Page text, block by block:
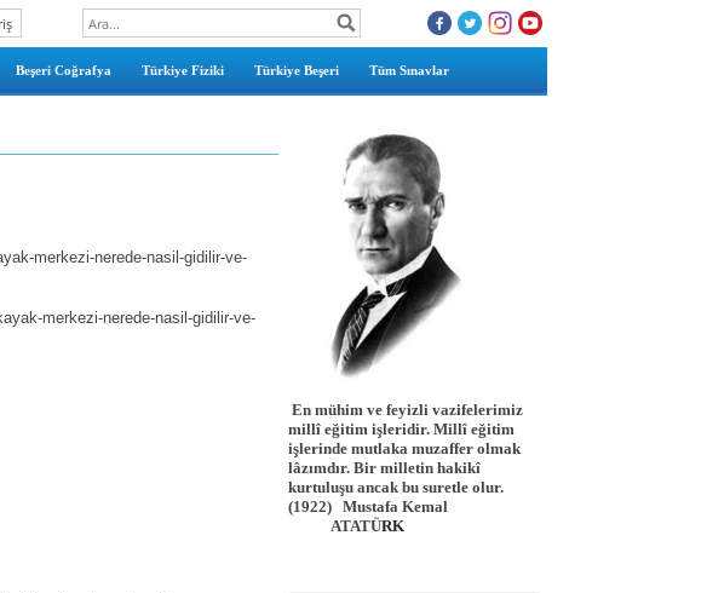
Beşeri Coğrafya Türkiye Fiziki Türkiye Beşeri Tüm Sınavlar
merkezi-nerede-nasil-gidilir-ve-
merkezi-nerede-nasil-gidilir-ve-
En mühim ve feyizli vazifelerimiz
millî eğitim işleridir. Millî eğitim
işlerinde mutlaka muzaffer olmak
lâzımdır. Bir milletin hakikî
kurtuluşu ancak bu suretle olur.
(1922) Mustafa Kemal
ATATÜRK